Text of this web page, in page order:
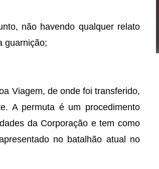
não havendo qualquer relato
guarnição;
Viagem, de onde foi transferido,
A permuta é um procedimento
da Corporação e tem como
no batalhão atual no